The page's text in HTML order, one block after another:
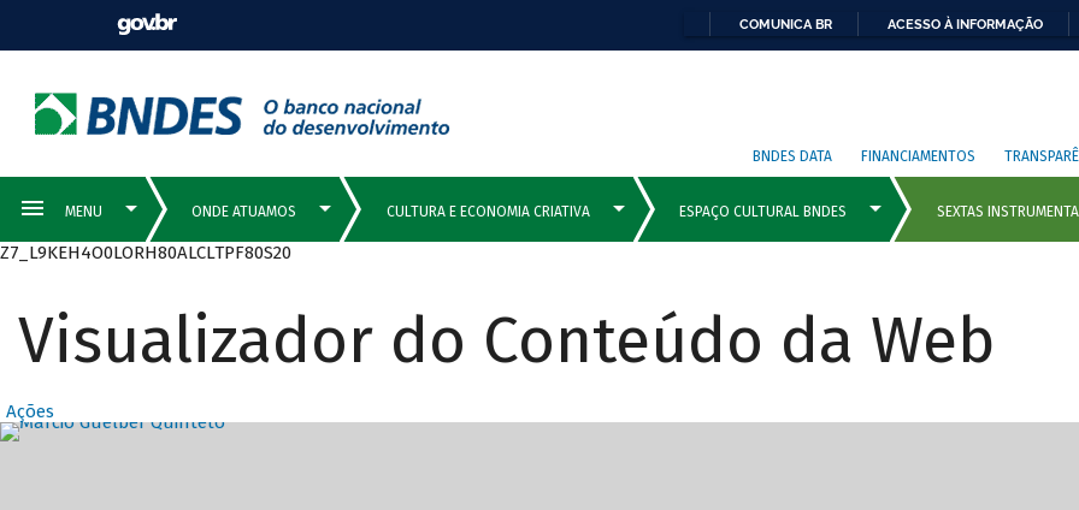
COMUNICA BR ACESSO À INFORMAÇÃO
BNDES DATA FINANCIAMENTOS
Z7_L9KEH4O0LORH80ALCLTPF80S20
Visualizador do Conteúdo da Web
Ações
Destaques Principais com